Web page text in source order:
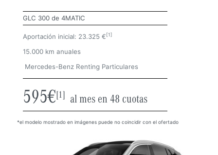
GLC 300 de 4MATIC
Aportación inicial: 23.325 €[1]
15.000 km anuales
Mercedes-Benz Renting Particulares
595€[1] al mes en 48 cuotas
*el modelo mostrado en imágenes puede no coincidir con el ofertado